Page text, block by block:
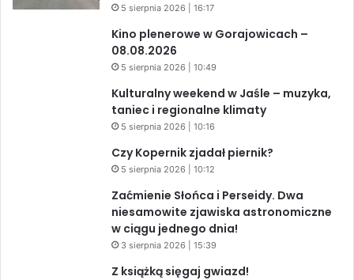
5 sierpnia 2026 | 16:17
Kino plenerowe w Gorajowicach –
08.08.2026
5 sierpnia 2026 | 10:49
Kulturalny weekend w Jaśle – muzyka,
taniec i regionalne klimaty
5 sierpnia 2026 | 10:16
Czy Kopernik zjadał piernik?
5 sierpnia 2026 | 10:12
Zaćmienie Słońca i Perseidy. Dwa
niesamowite zjawiska astronomiczne
w ciągu jednego dnia!
3 sierpnia 2026 | 15:39
Z książką sięgaj gwiazd!